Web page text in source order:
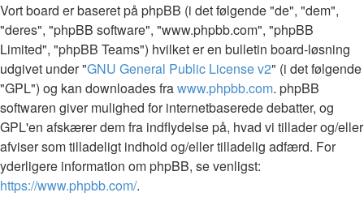
Vort board er baseret på phpBB (i det følgende "de", "dem",
"deres", "phpBB software", "www.phpbb.com", "phpBB
Limited", "phpBB Teams") hvilket er en bulletin board-løsning
udgivet under "GNU General Public License v2" (i det følgende
"GPL") og kan downloades frawww.phpbb.com. phpBB
softwaren giver mulighed for internetbaserede debatter, og
GPL'en afskærer dem fra indflydelse på, hvad vi tillader og/eller
afviser som tilladeligt indhold og/eller tilladelig adfærd. For
yderligere information om phpBB, se venligst:
https://www.phpbb.com/.